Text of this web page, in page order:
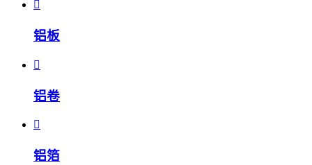
铝板
铝卷
铝箔